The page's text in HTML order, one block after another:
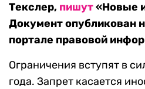
Текслер, пишут«Новые
Документ опубликован
портале правовой
Ограничения вступят в
года. Запрет касается